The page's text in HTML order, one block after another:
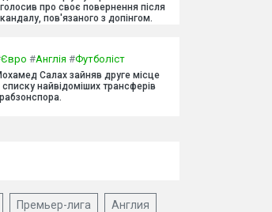
про своє повернення після
пов'язаного з допінгом.
Євро #Англія #Футболіст
Салах зайняв друге місце
списку найвідоміших трансферів
Премьер-лига Англия